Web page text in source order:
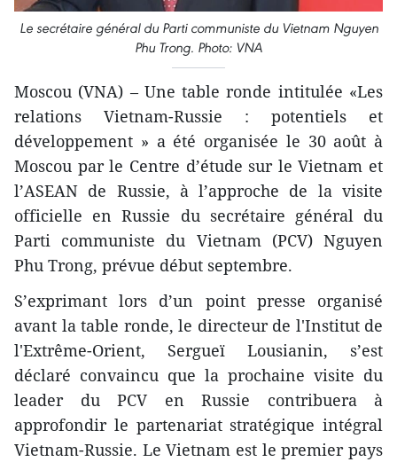
Le secrétaire général du Parti communiste du Vietnam Nguyen
Phu Trong. Photo: VNA
Moscou (VNA) – Une table ronde intitulée «Les
relations Vietnam-Russie : potentiels et
développement » a été organisée le 30 août à
Moscou par le Centre d’étude sur le Vietnam et
l’ASEAN de Russie, à l’approche de la visite
officielle en Russie du secrétaire général du
Parti communiste du Vietnam (PCV) Nguyen
Phu Trong, prévue début septembre.
S’exprimant lors d’un point presse organisé
avant la table ronde, le directeur de l'Institut de
l'Extrême-Orient, Sergueï Lousianin, s’est
déclaré convaincu que la prochaine visite du
leader du PCV en Russie contribuera à
approfondir le partenariat stratégique intégral
Vietnam-Russie. Le Vietnam est le premier pays